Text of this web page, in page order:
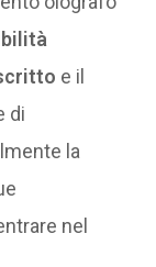
e il
di
la
nel